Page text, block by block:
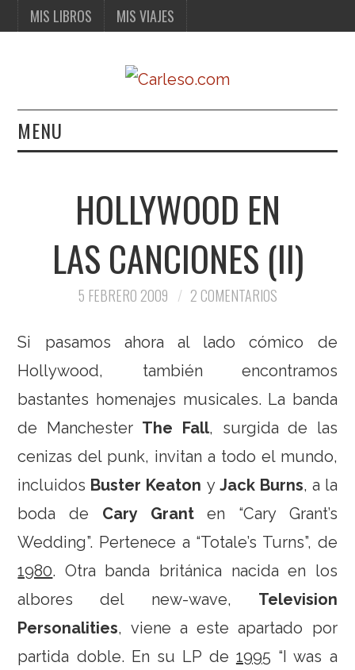
MIS LIBROS MIS VIAJES
MENU
MIS VIAJES
HOLLYWOOD EN
LAS CANCIONES (II)
5 FEBRERO 2009 2 COMENTARIOS
Si pasamos ahora al lado cómico de
Hollywood, también encontramos
bastantes homenajes musicales. La banda
de Manchester The Fall, surgida de las
cenizas del punk, invitan a todo el mundo,
incluidos Buster Keaton y Jack Burns, a la
boda de Cary Granten “Cary Grant’s
Wedding”. Pertenece a “Totale’s Turns”, de
1980. Otra banda británica nacida en los
albores del new-wave, Television
Personalities, viene a este apartado por
partida doble. En su LP de 1995 “I was a